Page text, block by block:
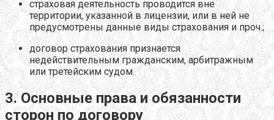
страховая деятельность проводится вне
территории, указанной в лицензии, или в ней не
предусмотрены данные виды страхования и проч.;
договор страхования признается
недействительным гражданским, арбитражным
или третейским судом.
3. Основные права и обязанности
сторон по договору